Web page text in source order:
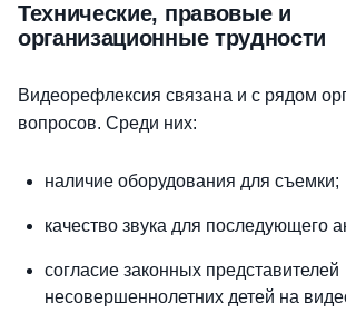
Технические, правовые и
организационные трудности
Видеорефлексия связана и с рядом
вопросов. Среди них:
наличие оборудования для съемки;
качество звука для последующего
согласие законных представителей
несовершеннолетних детей на